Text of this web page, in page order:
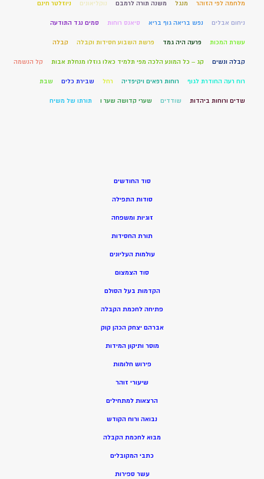
מלחמה לפי הזוהר מנגל משנה תורה לרמבם נוקליאונים ניוזלטר חינם
ניחום אבלים נפש בריאה גוף בריא סיאנס רוחות סמים נגד התודעה
עשרת המכות פרעה היה גמד פרשת השבוע חסידות וקבלה קבלה
קבלה ונשים קג – כל המונע הלכה מפי תלמיד כאלו גוזלו מנחלת אבות קל הנשמה
רוח רעה החודרת לגוף רוחות רפאים ויקיפדיה רחל שבירת כלים שבת
שדים ורוחות ביהדות שודדים שערי קדושה שער ו תורתו של משיח
סוד החודשים
סודות התפילה
זוגיות ומשפחה
תורת החסידות
עולמות העליונים
סוד הצמצום
הקדמות בעל הסולם
פתיחה לחכמת הקבלה
אברהם יצחק הכהן קוק
מוסר ותיקון המידות
פירוש חלומות
שיעורי זוהר
הרצאות למתחילים
נבואה ורוח הקודש
מבוא לחכמת הקבלה
כתבי המקובלים
עשר ספירות